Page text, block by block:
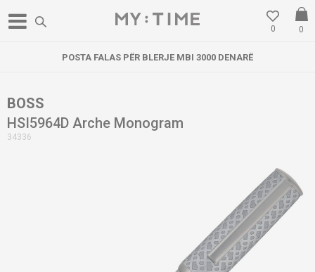
0
0
POSTA FALAS PËR BLERJE MBI 3000 DENARË
BOSS
HSI5964D Arche Monogram
34336